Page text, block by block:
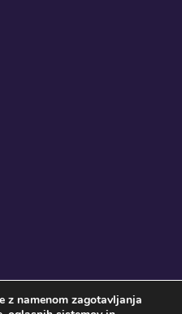
z namenom zagotavljanja